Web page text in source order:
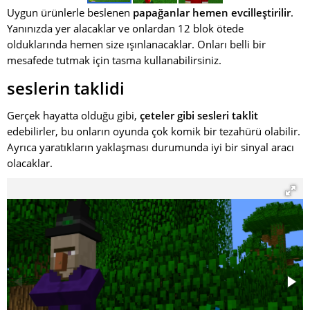
Uygun ürünlerle beslenen papağanlar hemen evcilleştirilir.
Yanınızda yer alacaklar ve onlardan 12 blok ötede
olduklarında hemen size ışınlanacaklar. Onları belli bir
mesafede tutmak için tasma kullanabilirsiniz.
seslerin taklidi
Gerçek hayatta olduğu gibi, çeteler gibi sesleri taklit
edebilirler, bu onların oyunda çok komik bir tezahürü olabilir.
Ayrıca yaratıkların yaklaşması durumunda iyi bir sinyal aracı
olacaklar.